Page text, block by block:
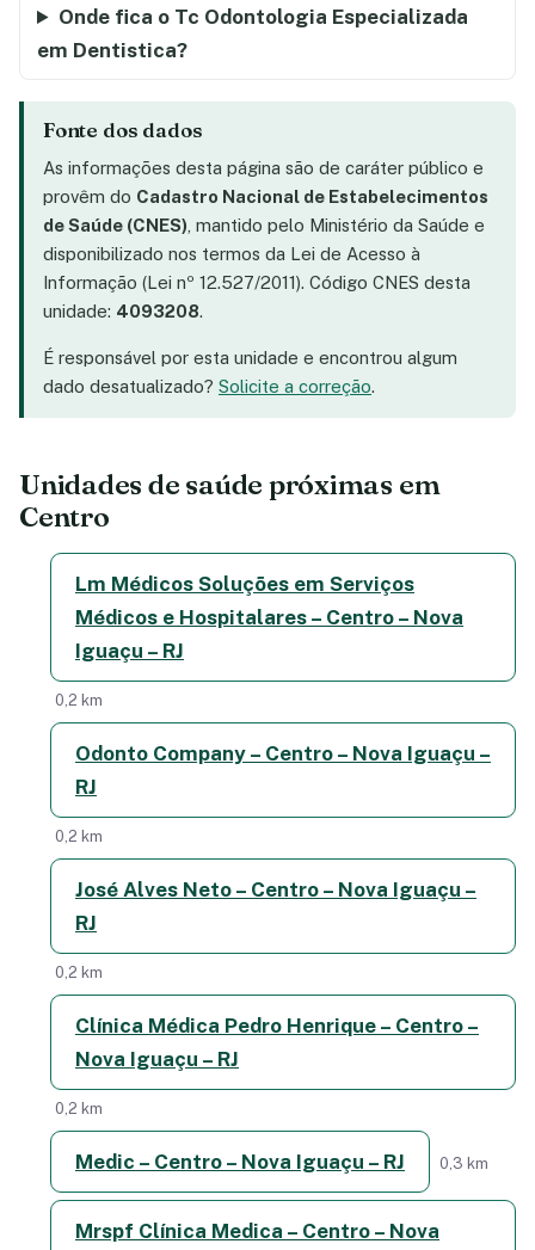
Onde fica o Tc Odontologia Especializada
em Dentistica?
Fonte dos dados
As informações desta página são de caráter público e
provêm do Cadastro Nacional de Estabelecimentos
de Saúde (CNES) , mantido pelo Ministério da Saúde e
disponibilizado nos termos da Lei de Acesso à
Informação (Lei nº 12.527/2011). Código CNES desta
unidade: 4093208.
É responsável por esta unidade e encontrou algum
dado desatualizado? Solicite a correção.
Unidades de saúde próximas em
Centro
Lm Médicos Soluções em Serviços
Médicos e Hospitalares – Centro – Nova
Iguaçu – RJ
0,2 km
Odonto Company – Centro – Nova Iguaçu –
RJ
0,2 km
José Alves Neto – Centro – Nova Iguaçu –
RJ
0,2 km
Clínica Médica Pedro Henrique – Centro –
Nova Iguaçu – RJ
0,2 km
Medic – Centro – Nova Iguaçu – RJ 0,3 km
Mrspf Clínica Medica – Centro – Nova